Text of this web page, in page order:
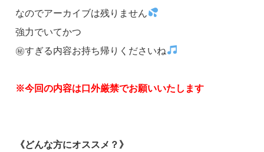
なのでアーカイブは残りません
強力でいてかつ
㊙すぎる内容お持ち帰りくださいね
※今回の内容は口外厳禁でお願いいたします
《どんな方にオススメ？》